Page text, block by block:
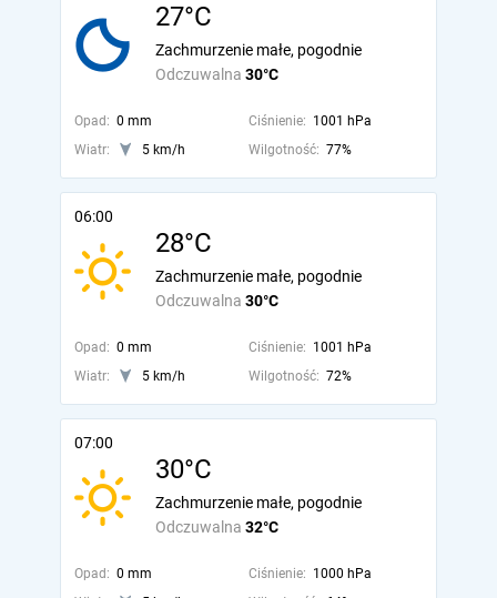
27°C
Odczuwalna 30°C
Zachmurzenie małe, pogodnie
Opad: 0 mm Ciśnienie: 1001 hPa
Wiatr:
5 km/h Wilgotność: 77%
06:00
28°C
Odczuwalna 30°C
Zachmurzenie małe, pogodnie
Opad: 0 mm Ciśnienie: 1001 hPa
Wiatr:
5 km/h Wilgotność: 72%
07:00
30°C
Odczuwalna 32°C
Zachmurzenie małe, pogodnie
Opad: 0 mm Ciśnienie: 1000 hPa